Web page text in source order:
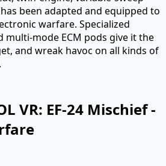
been adapted and equipped to
warfare. Specialized
multi-mode ECM pods give it the
and wreak havoc on all kinds of
VR: EF-24 Mischief -